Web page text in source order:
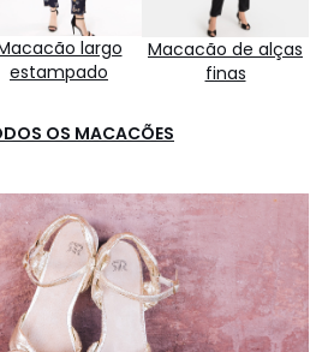
largo
estampado
Macacão de alças
finas
OS MACACÕES